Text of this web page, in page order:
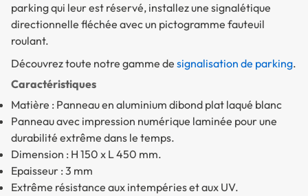
parking qui leur est réservé, installez une signalétique
directionnelle fléchée avec un pictogramme fauteuil
roulant.
Découvrez toute notre gamme de signalisation de parking.
Caractéristiques
Matière : Panneau en aluminium dibond plat laqué blanc
Panneau avec impression numérique laminée pour une
durabilité extrême dans le temps.
Dimension : H 150 x L 450 mm.
Epaisseur : 3 mm
Extrême résistance aux intempéries et aux UV.